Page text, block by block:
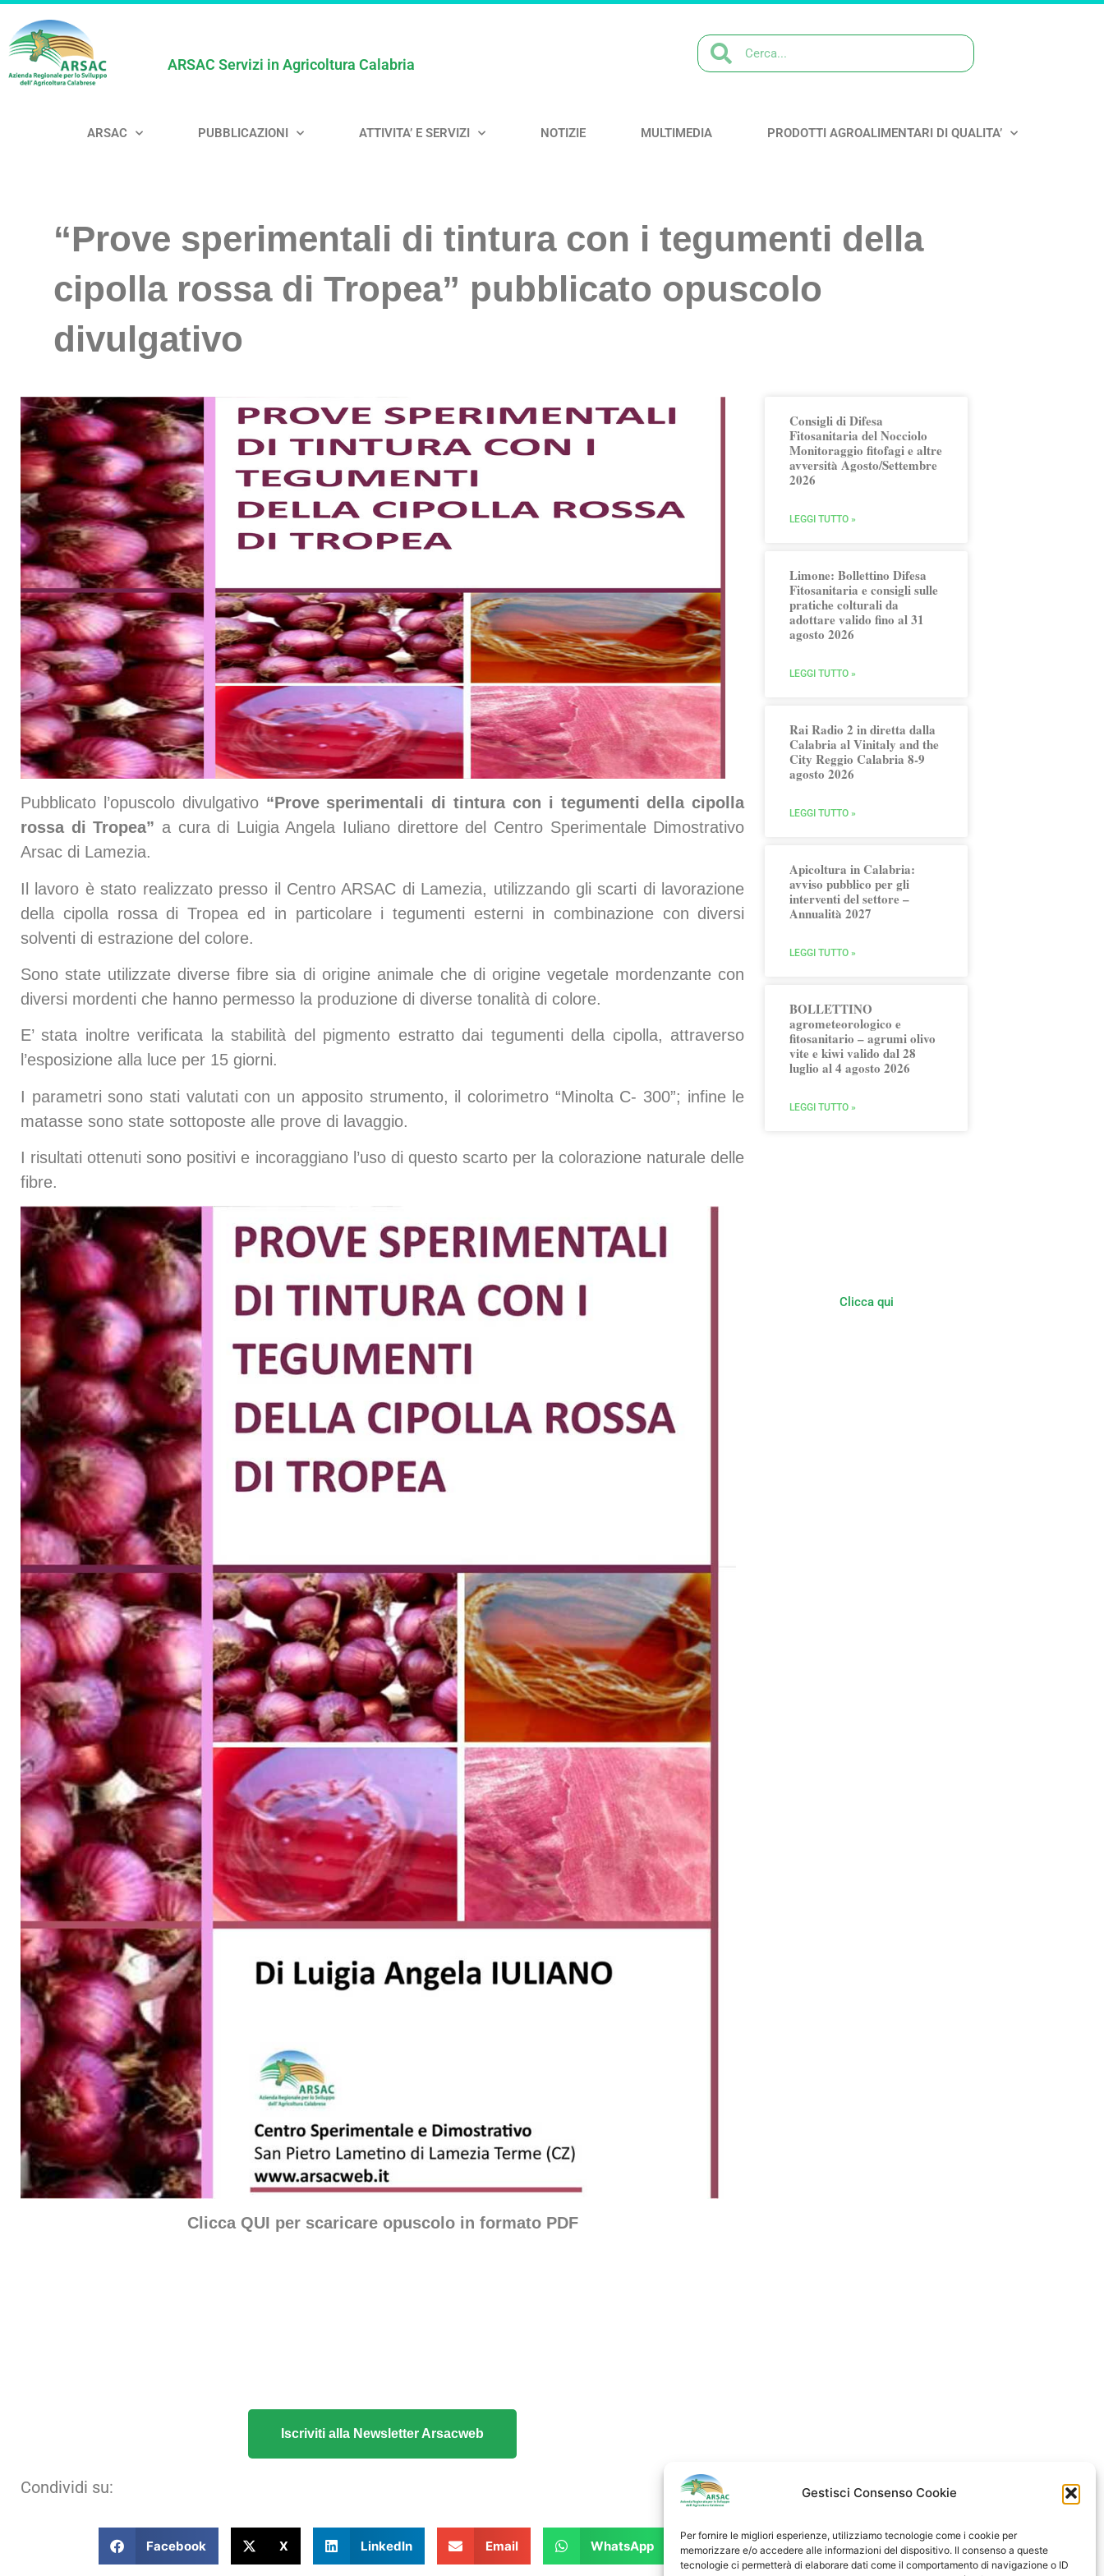
Gestisci Consenso Cookie
Per fornire le migliori esperienze, utilizziamo tecnologie come i cookie per
memorizzare e/o accedere alle informazioni del dispositivo. Il consenso a queste
tecnologie ci permetterà di elaborare dati come il comportamento di navigazione o ID
ARSAC Servizi in Agricoltura Calabria
ARSAC PUBBLICAZIONI ATTIVITA’ E SERVIZI NOTIZIE MULTIMEDIA PRODOTTI AGROALIMENTARI DI QUALITA’
“Prove sperimentali di tintura con i tegumenti della
cipolla rossa di Tropea” pubblicato opuscolo
divulgativo
Pubblicato l’opuscolo divulgativo “Prove sperimentali di tintura con i tegumenti della cipolla
rossa di Tropea” a cura di Luigia Angela Iuliano direttore del Centro Sperimentale Dimostrativo
Arsac di Lamezia.
Il lavoro è stato realizzato presso il Centro ARSAC di Lamezia, utilizzando gli scarti di lavorazione
della cipolla rossa di Tropea ed in particolare i tegumenti esterni in combinazione con diversi
solventi di estrazione del colore.
Sono state utilizzate diverse fibre sia di origine animale che di origine vegetale mordenzante con
diversi mordenti che hanno permesso la produzione di diverse tonalità di colore.
E’ stata inoltre verificata la stabilità del pigmento estratto dai tegumenti della cipolla, attraverso
l’esposizione alla luce per 15 giorni.
I parametri sono stati valutati con un apposito strumento, il colorimetro “Minolta C- 300”; infine le
matasse sono state sottoposte alle prove di lavaggio.
I risultati ottenuti sono positivi e incoraggiano l’uso di questo scarto per la colorazione naturale delle
fibre.
Clicca QUI per scaricare opuscolo in formato PDF
Iscriviti alla Newsletter Arsacweb
Condividi su:
Facebook X LinkedIn Email WhatsApp
Consigli di Difesa
Fitosanitaria del Nocciolo
Monitoraggio fitofagi e altre
avversità Agosto/Settembre
2026
LEGGI TUTTO »
Limone: Bollettino Difesa
Fitosanitaria e consigli sulle
pratiche colturali da
adottare valido fino al 31
agosto 2026
LEGGI TUTTO »
Rai Radio 2 in diretta dalla
Calabria al Vinitaly and the
City Reggio Calabria 8-9
agosto 2026
LEGGI TUTTO »
Apicoltura in Calabria:
avviso pubblico per gli
interventi del settore –
Annualità 2027
LEGGI TUTTO »
BOLLETTINO
agrometeorologico e
fitosanitario – agrumi olivo
vite e kiwi valido dal 28
luglio al 4 agosto 2026
LEGGI TUTTO »
Clicca qui